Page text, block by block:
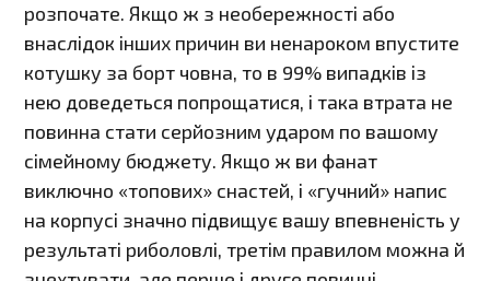
розпочате. Якщо ж з необережності або
внаслідок інших причин ви ненароком впустите
котушку за борт човна, то в 99% випадків із
нею доведеться попрощатися, і така втрата не
повинна стати серйозним ударом по вашому
сімейному бюджету. Якщо ж ви фанат
виключно «топових» снастей, і «гучний» напис
на корпусі значно підвищує вашу впевненість у
результаті риболовлі, третім правилом можна й